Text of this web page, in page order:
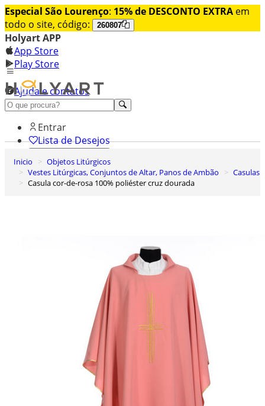
Especial São Lourenço: 15% de DESCONTO EXTRA em
todo o site, código:
260807
Holyart APP
App Store
Play Store
Ajuda e contatos
Conheça premium
Entrar
Lista de Desejos
0
Carrinho de Compras
Inicio
Objetos Litúrgicos
Vestes Litúrgicas, Conjuntos de Altar, Panos de Ambão
Casulas
Casula cor-de-rosa 100% poliéster cruz dourada